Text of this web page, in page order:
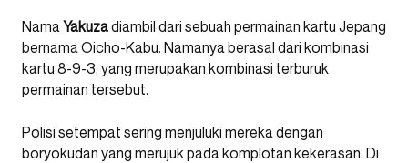
Nama Yakuzadiambil dari sebuah permainan kartu Jepang
bernama Oicho-Kabu. Namanya berasal dari kombinasi
kartu 8-9-3, yang merupakan kombinasi terburuk
permainan tersebut.
Polisi setempat sering menjuluki mereka dengan
boryokudan yang merujuk pada komplotan kekerasan. Di